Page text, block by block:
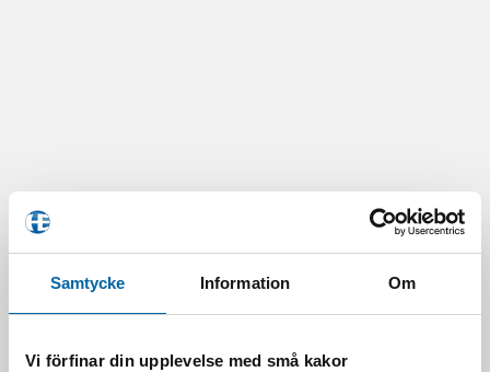
Samtycke Information Om
Vi förfinar din upplevelse med små kakor
RELATERADE PRODUKTER